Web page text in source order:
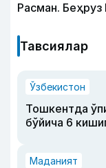
Расман.
Тавсиялар
Ўзбекистон
Тошкентда
бўйича 6
Маданият